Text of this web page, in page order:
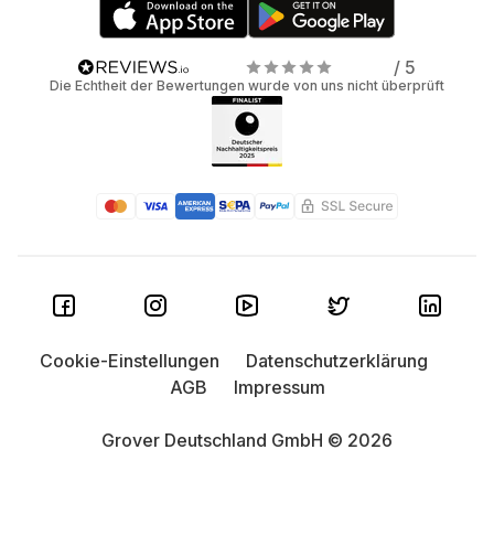
/ 5
Die Echtheit der Bewertungen wurde von uns nicht überprüft
Grover Deutschland GmbH © 2026
Cookie-Einstellungen
Datenschutzerklärung
AGB
Impressum